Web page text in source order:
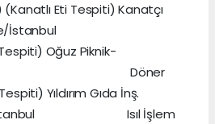
Eti Tespiti) Kanatçı
İstanbul
Oğuz Piknik-
Döner
Yıldırım Gıda İnş.
İstanbul Isıl İşlem